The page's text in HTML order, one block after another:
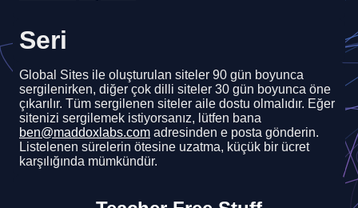
Seri
Global Sites ile oluşturulan siteler 90 gün boyunca
sergilenirken, diğer çok dilli siteler 30 gün boyunca öne
çıkarılır. Tüm sergilenen siteler aile dostu olmalıdır. Eğer
sitenizi sergilemek istiyorsanız, lütfen bana
ben@maddoxlabs.com adresinden e posta gönderin.
Listelenen sürelerin ötesine uzatma, küçük bir ücret
karşılığında mümkündür.